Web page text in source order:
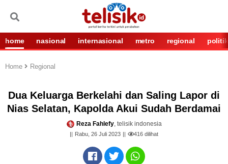
home nasional internasional metro regional politik
Home Regional
Dua Keluarga Berkelahi dan Saling Lapor di
Nias Selatan, Kapolda Akui Sudah Berdamai
Reza Fahlefy, telisik indonesia
Rabu, 26 Juli 2023 416 dilihat